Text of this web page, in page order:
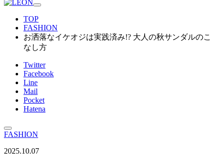
TOP
FASHION
お洒落なイケオジは実践済み!? 大人の秋サンダルのこ
なし方
Twitter
Facebook
Line
Mail
Pocket
Hatena
FASHION
2025.10.07